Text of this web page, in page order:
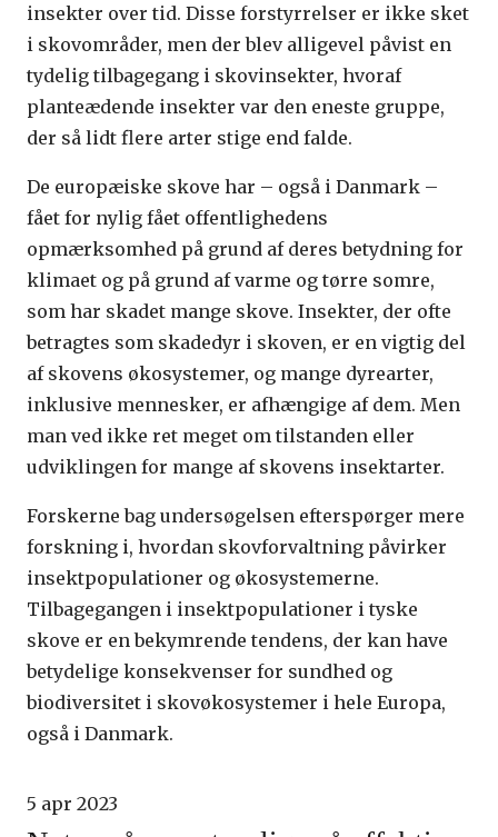
insekter over tid. Disse forstyrrelser er ikke sket
i skovområder, men der blev alligevel påvist en
tydelig tilbagegang i skovinsekter, hvoraf
planteædende insekter var den eneste gruppe,
der så lidt flere arter stige end falde.
De europæiske skove har – også i Danmark –
fået for nylig fået offentlighedens
opmærksomhed på grund af deres betydning for
klimaet og på grund af varme og tørre somre,
som har skadet mange skove. Insekter, der ofte
betragtes som skadedyr i skoven, er en vigtig del
af skovens økosystemer, og mange dyrearter,
inklusive mennesker, er afhængige af dem. Men
man ved ikke ret meget om tilstanden eller
udviklingen for mange af skovens insektarter.
Forskerne bag undersøgelsen efterspørger mere
forskning i, hvordan ​​skovforvaltning påvirker
insektpopulationer og økosystemerne.
Tilbagegangen i insektpopulationer i tyske
skove er en bekymrende tendens, der kan have
betydelige konsekvenser for sundhed og
biodiversitet i skovøkosystemer i hele Europa,
også i Danmark.
5 apr 2023